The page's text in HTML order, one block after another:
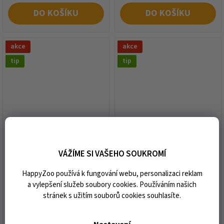
VÁŽÍME SI VAŠEHO SOUKROMÍ
HappyZoo používá k fungování webu, personalizaci reklam
a vylepšení služeb soubory cookies. Používáním našich
stránek s užitím souborů cookies souhlasíte.
DO KOŠÍKU DO KOŠÍKU
akce
tip
skladem
47 Kč
Měrná
587,50 Kč / 1 kg
akce
tip
ančovičky 80g
skladem
43 Kč
Měrná
537,50 Kč / 1 kg